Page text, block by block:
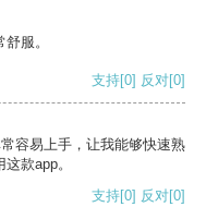
服。
支持[0] 反对[0]
容易上手，让我能够快速熟
款app。
支持[0] 反对[0]